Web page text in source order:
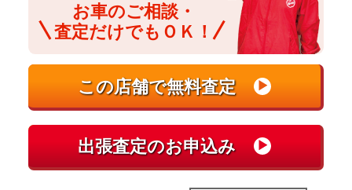
お車のご相談・
査定だけでもＯＫ！